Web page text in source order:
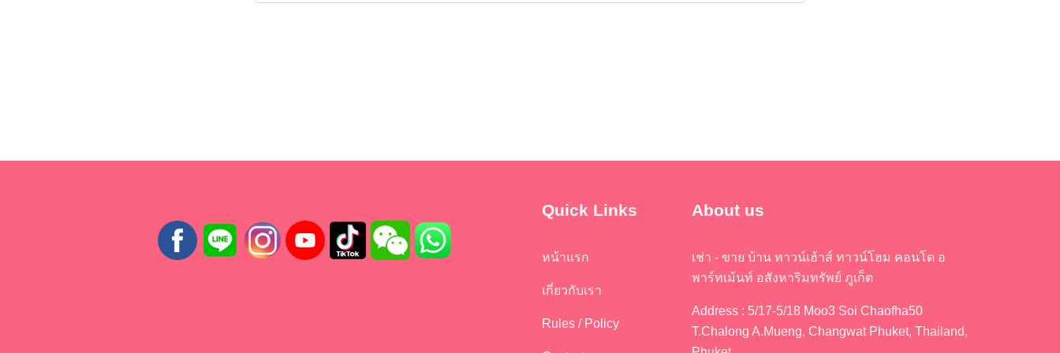
Quick Links
หน้าแรก
เกี่ยวกับเรา
Rules / Policy
About us
เช่า - ขาย บ้าน ทาวน์เฮ้าส์ ทาวน์โฮม คอนโด อ
พาร์ทเม้นท์ อสังหาริมทรัพย์ ภูเก็ต
Address : 5/17-5/18 Moo3 Soi Chaofha50
T.Chalong A.Mueng, Changwat Phuket, Thailand,